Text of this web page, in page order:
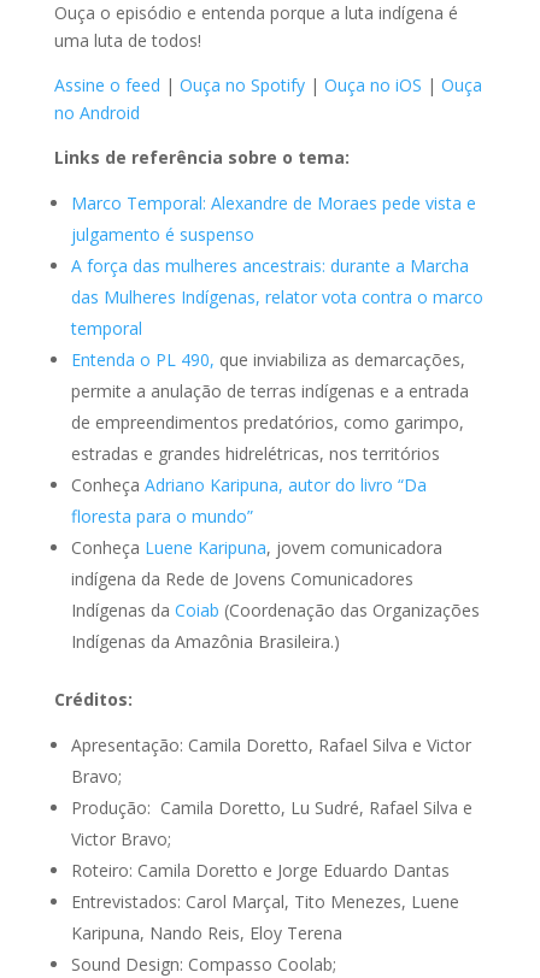
Ouça o episódio e entenda porque a luta indígena é
uma luta de todos!
Assine o feed | Ouça no Spotify| Ouça no iOS | Ouça
no Android
Links de referência sobre o tema:
Marco Temporal: Alexandre de Moraes pede vista e
julgamento é suspenso
A força das mulheres ancestrais: durante a Marcha
das Mulheres Indígenas, relator vota contra o marco
temporal
Entenda o PL 490, que inviabiliza as demarcações,
permite a anulação de terras indígenas e a entrada
de empreendimentos predatórios, como garimpo,
estradas e grandes hidrelétricas, nos territórios
Conheça Adriano Karipuna, autor do livro “Da
floresta para o mundo”
Conheça Luene Karipuna, jovem comunicadora
indígena da Rede de Jovens Comunicadores
Indígenas da Coiab (Coordenação das Organizações
Indígenas da Amazônia Brasileira.)
Créditos:
Apresentação: Camila Doretto, Rafael Silva e Victor
Bravo;
Produção: Camila Doretto, Lu Sudré, Rafael Silva e
Victor Bravo;
Roteiro: Camila Doretto e Jorge Eduardo Dantas
Entrevistados: Carol Marçal, Tito Menezes, Luene
Karipuna, Nando Reis, Eloy Terena
Sound Design: Compasso Coolab;